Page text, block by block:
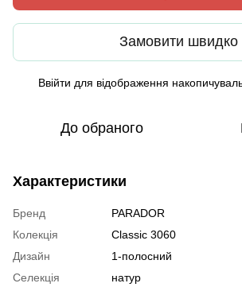
Замовити швидко
Ввійти для відображення
До обраного
Характеристики
Бренд
PARADOR
Колекція
Classic 3060
Дизайн
1-полосний
Селекція
натур